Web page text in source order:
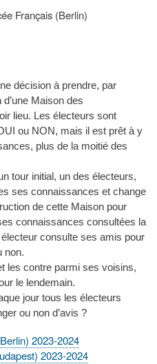
Français (Berlin)
décision à prendre, par
Maison des
lieu. Les électeurs sont
ou NON, mais il est prêt à y
plus de la moitié des
tour initial, un des électeurs,
ses connaissances et change
de cette Maison pour
connaissances consultées la
consulte ses amis pour
non.
les contre parmi ses voisins,
le lendemain.
jour tous les électeurs
ou non d’avis ?
2023-2024
2023-2024